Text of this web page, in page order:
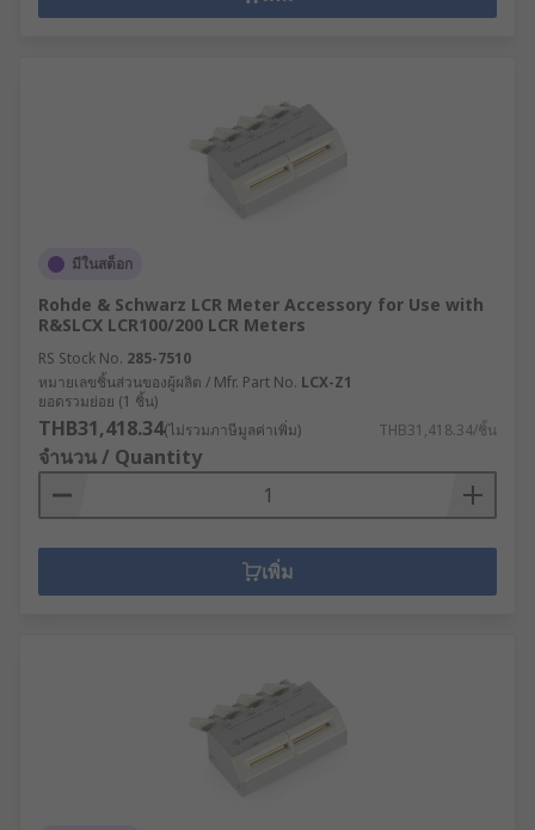
มีในสต็อก
Rohde & Schwarz LCR Meter Accessory for Use with
R&SLCX LCR100/200 LCR Meters
RS Stock No. 285-7510
หมายเลขชิ้นส่วนของผู้ผลิต / Mfr. Part No. LCX-Z1
ยอดรวมย่อย (1 ชิ้น)
THB31,418.34(ไม่รวมภาษีมูลค่าเพิ่ม) THB31,418.34/ชิ้น
จำนวน / Quantity
เพิ่ม